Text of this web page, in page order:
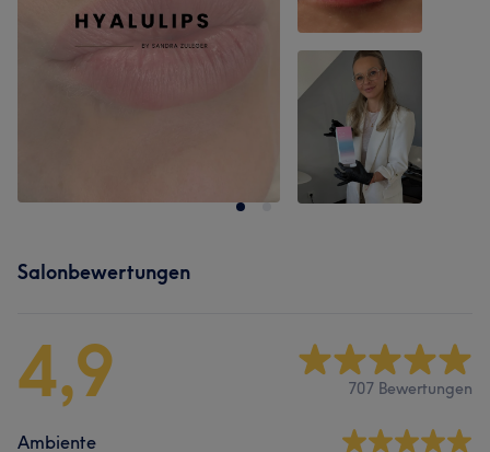
Salonbewertungen
4,9 707 Bewertungen
Ambiente